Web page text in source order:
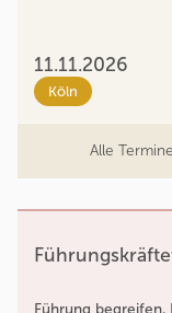
11.11.2026
Köln
Alle Termine
Führung